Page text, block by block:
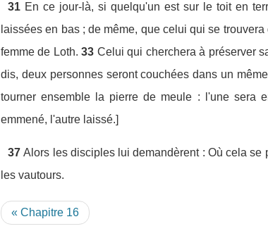
31 En ce jour-là, si quelqu'un est sur le toit en
laissées en bas ; de même, que celui qui se
femme de Loth. 33 Celui qui cherchera à préserver
dis, deux personnes seront couchées dans un
tourner ensemble la pierre de meule : l'une sera
emmené, l'autre laissé.]
37 Alors les disciples lui demandèrent : Où cela
les vautours.
« Chapitre 16